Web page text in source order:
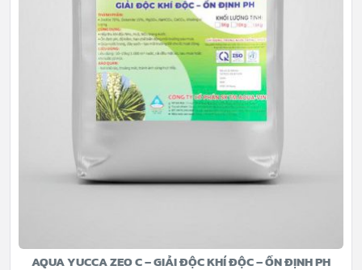
AQUA YUCCA ZEO C – GIẢI ĐỘC KHÍ ĐỘC – ỔN ĐỊNH PH